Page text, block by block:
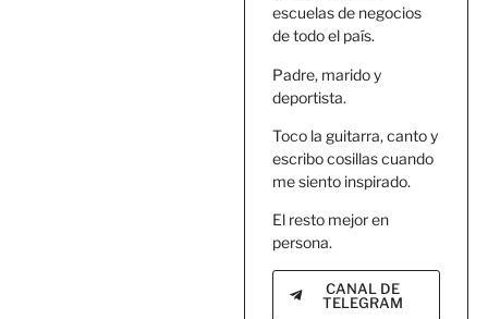
escuelas de negocios
de todo el país.
Padre, marido y
deportista.
Toco la guitarra, canto y
escribo cosillas cuando
me siento inspirado.
El resto mejor en
persona.
CANAL DE
TELEGRAM